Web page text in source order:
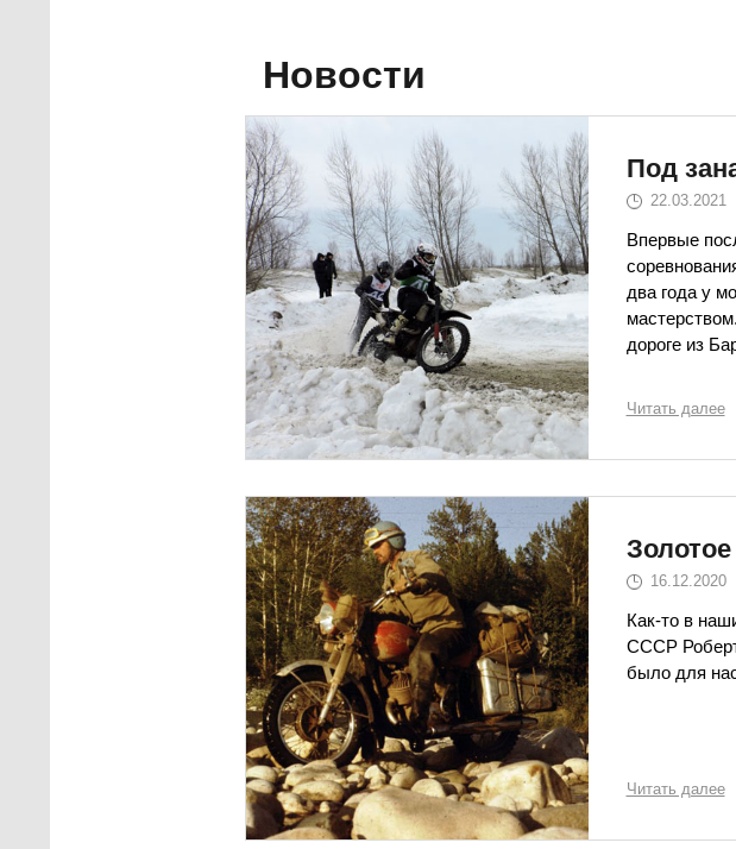
Новости
Под
22.03.2021
Впервые
два года у
дороге из
Читать далее
16.12.2020
Как-то в
СССР
было для
Читать далее